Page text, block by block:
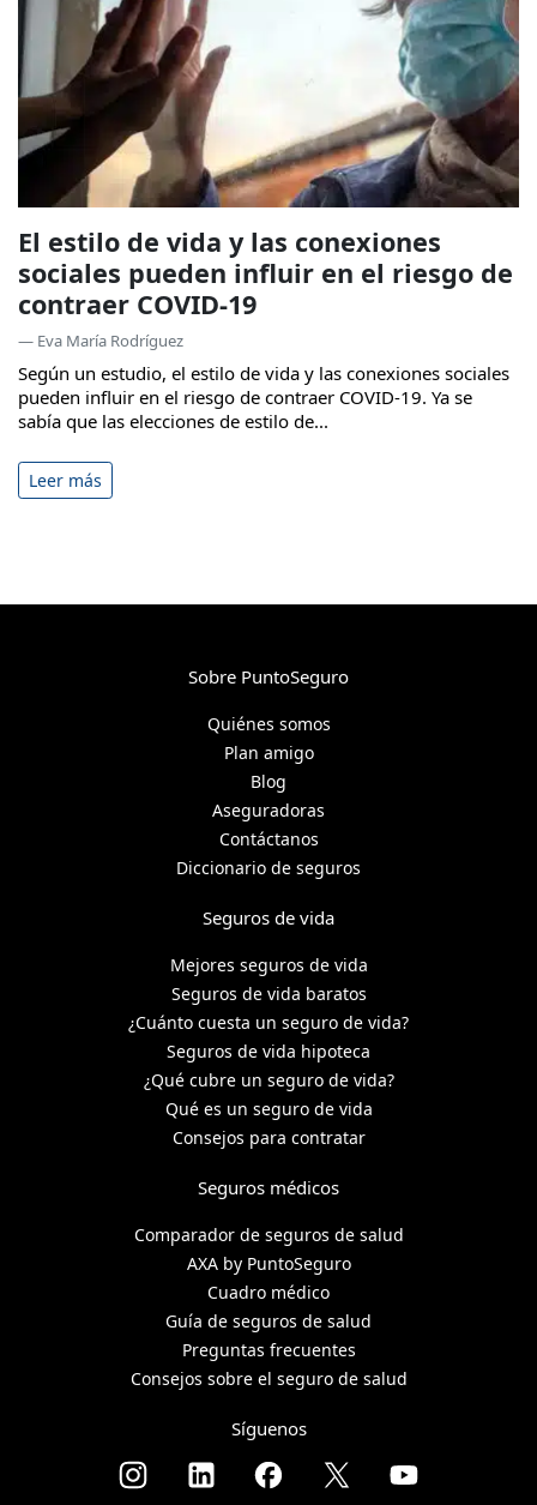
El estilo de vida y las conexiones
sociales pueden influir en el riesgo de
contraer COVID-19
— Eva María Rodríguez
Según un estudio, el estilo de vida y las conexiones sociales
pueden influir en el riesgo de contraer COVID-19. Ya se
sabía que las elecciones de estilo de...
Leer más
Sobre PuntoSeguro
Quiénes somos
Plan amigo
Blog
Aseguradoras
Contáctanos
Diccionario de seguros
Seguros de vida
Mejores seguros de vida
Seguros de vida baratos
¿Cuánto cuesta un seguro de vida?
Seguros de vida hipoteca
¿Qué cubre un seguro de vida?
Qué es un seguro de vida
Consejos para contratar
Seguros médicos
Comparador de seguros de salud
AXA by PuntoSeguro
Cuadro médico
Guía de seguros de salud
Preguntas frecuentes
Consejos sobre el seguro de salud
Síguenos